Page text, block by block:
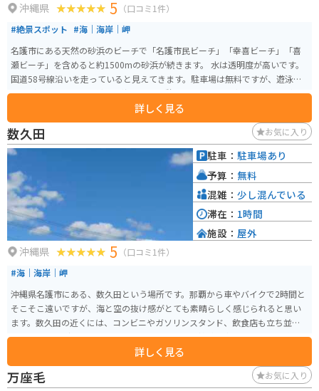
沖縄県 5 （口コミ1件）
#絶景スポット #海｜海岸｜岬
名護市にある天然の砂浜のビーチで「名護市民ビーチ」「幸喜ビーチ」「喜
瀬ビーチ」を含めると約1500mの砂浜が続きます。 水は透明度が高いです。
国道58号線沿いを走っていると見えてきます。駐車場は無料ですが、遊泳設
備などはありません。綺麗な海を見て休憩をしてから北へ南へ行くことがで
詳しく見る
数久田 お気に入り
沖縄県 5 （口コミ1件）
#海｜海岸｜岬
沖縄県名護市にある、数久田という場所です。那覇から車やバイクで2時間と
そこそこ遠いですが、海と空の抜け感がとても素晴らしく感じられると思い
ます。数久田の近くには、コンビニやガソリンスタンド、飲食店も立ち並ぶ
のでツーリングやドライブには最適です。日頃の雑踏を忘れて、景色を眺めて
過ごすとリフレッシュにもなります。詳しく見る
駐車： 駐車場あり
予算： 無料
混雑： 少し混んでいる
滞在： 1時間
施設： 屋外
万座毛 お気に入り